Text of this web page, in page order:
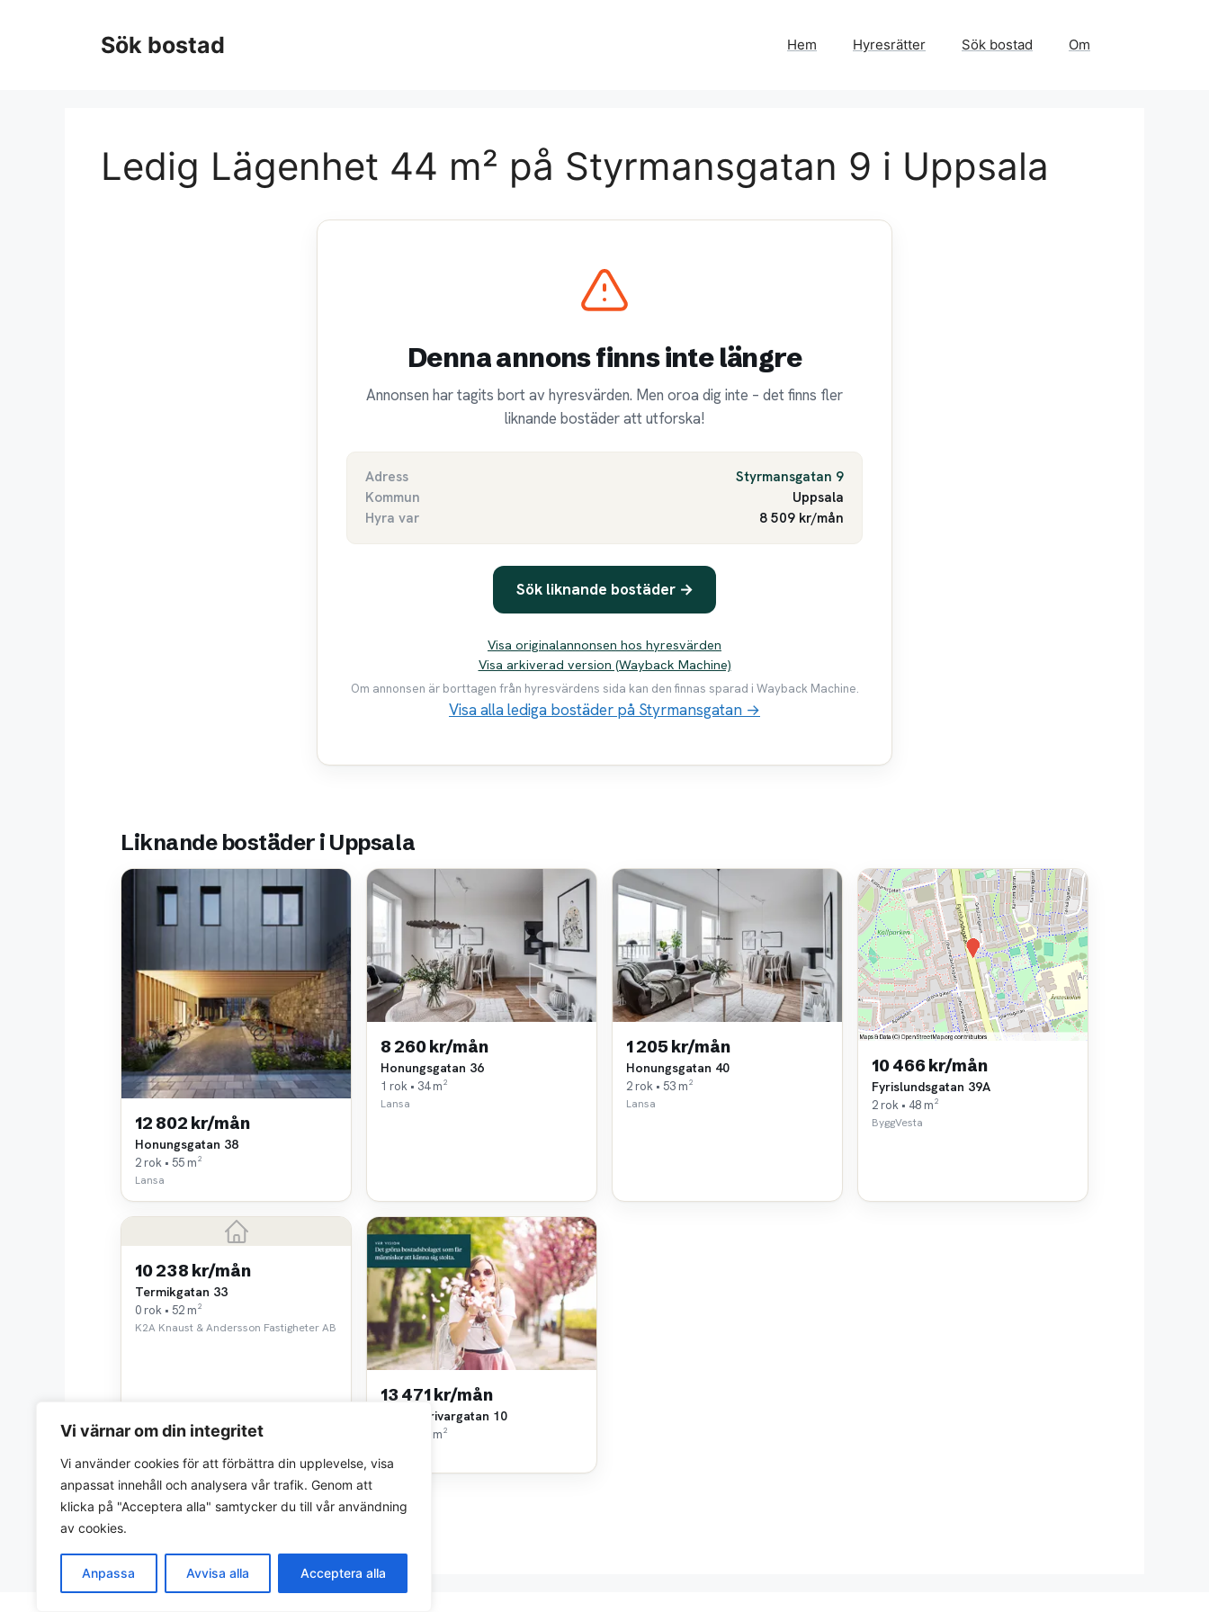
Vi värnar om din integritet
Vi använder cookies för att förbättra din upplevelse, visa
anpassat innehåll och analysera vår trafik. Genom att
klicka på "Acceptera alla" samtycker du till vår användning
av cookies.
Anpassa Avvisa alla Acceptera alla
Sök bostad Hem Hyresrätter Sök bostad Om
Ledig Lägenhet 44 m² på Styrmansgatan 9 i Uppsala
Denna annons finns inte längre
Annonsen har tagits bort av hyresvärden. Men oroa dig inte – det finns fler
liknande bostäder att utforska!
Adress
Styrmansgatan 9
Kommun
Uppsala
Hyra var
8 509 kr/mån
Sök liknande bostäder →
Visa originalannonsen hos hyresvärden
Visa arkiverad version (Wayback Machine)
Om annonsen är borttagen från hyresvärdens sida kan den finnas sparad i Wayback Machine.
Visa alla lediga bostäder på Styrmansgatan →
Liknande bostäder i Uppsala
12 802 kr/mån
Honungsgatan 38
2 rok • 55 m²
Lansa
8 260 kr/mån
Honungsgatan 36
1 rok • 34 m²
Lansa
1 205 kr/mån
Honungsgatan 40
2 rok • 53 m²
Lansa
10 466 kr/mån
Fyrislundsgatan 39A
2 rok • 48 m²
ByggVesta
10 238 kr/mån
Termikgatan 33
0 rok • 52 m²
K2A Knaust & Andersson Fastigheter AB
13 471 kr/mån
Kansliskrivargatan 10
3 rok • 69 m²